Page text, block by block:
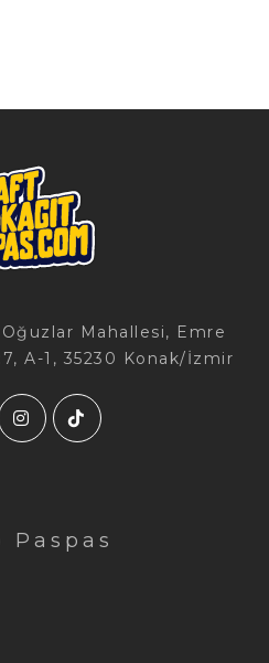
Mahallesi, Emre
A-1, 35230 Konak/İzmir
Paspas